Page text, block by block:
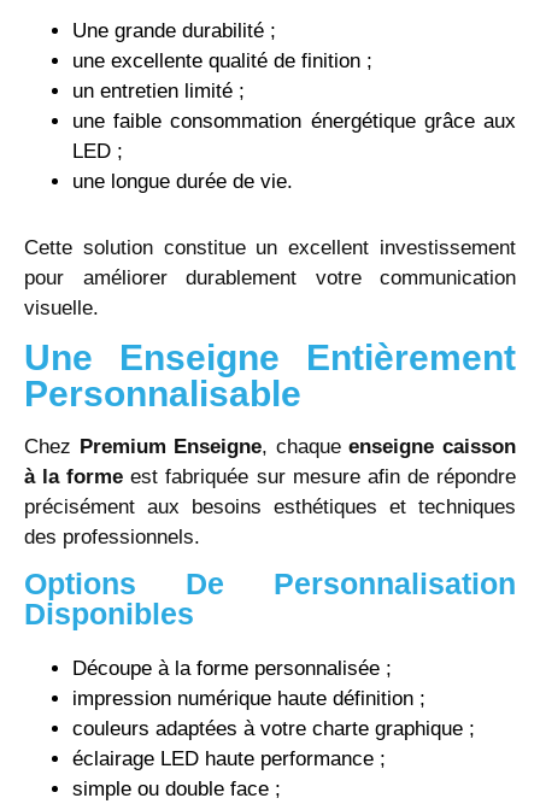
Une grande durabilité ;
une excellente qualité de finition ;
un entretien limité ;
une faible consommation énergétique grâce aux
LED ;
une longue durée de vie.
Cette solution constitue un excellent investissement
pour améliorer durablement votre communication
visuelle.
Une Enseigne Entièrement
Personnalisable
Chez Premium Enseigne, chaqueenseigne caisson
à la forme est fabriquée sur mesure afin de répondre
précisément aux besoins esthétiques et techniques
des professionnels.
Options De Personnalisation
Disponibles
Découpe à la forme personnalisée ;
impression numérique haute définition ;
couleurs adaptées à votre charte graphique ;
éclairage LED haute performance ;
simple ou double face ;